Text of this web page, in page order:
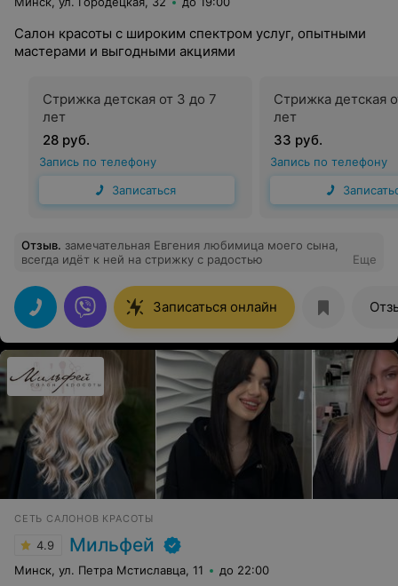
Салон красоты с широким спектром услуг, опытными
мастерами и выгодными акциями
Cтрижка детская от 3 до 7
лет
28 руб.
Запись по телефону
Записаться
Cтрижка детская
лет
33 руб.
Запись по телефону
Отзыв. замечательная Евгения любимица моего сына,
всегда идёт к ней на стрижку с радостью
Еще
Записаться онлайн
СЕТЬ САЛОНОВ КРАСОТЫ
4.9 Мильфей
Минск, ул. Петра Мстиславца, 11 до 22:00